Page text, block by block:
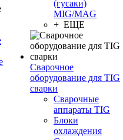
(гусаки)
MIG/MAG
+ ЕЩЕ
Сварочное
оборудование для TIG
сварки
Сварочные
аппараты TIG
Блоки
охлаждения